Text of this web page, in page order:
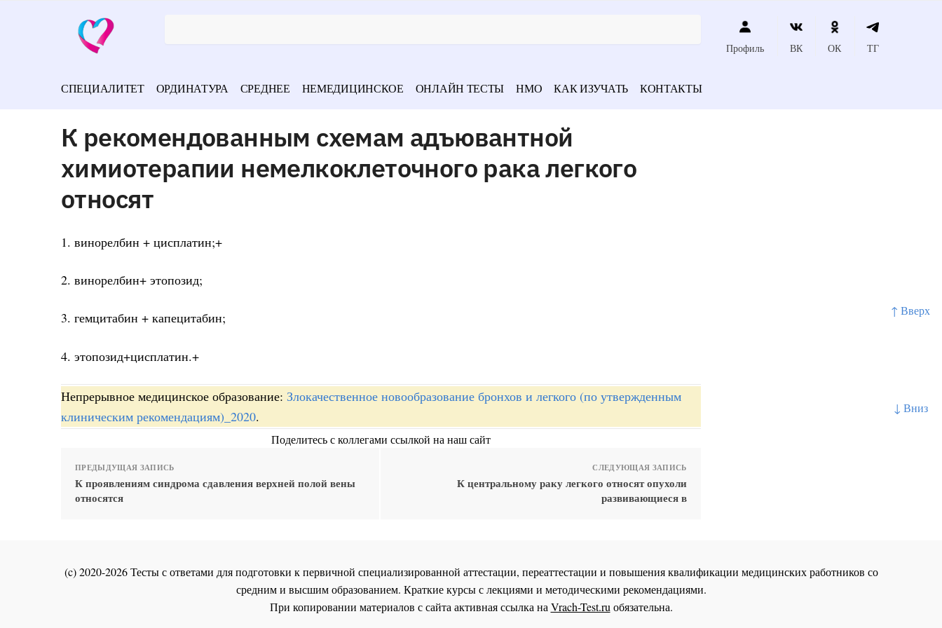
↑ Вверх
↓ Вниз
Профиль ВК ОК ТГ
СПЕЦИАЛИТЕТ ОРДИНАТУРА СРЕДНЕЕ НЕМЕДИЦИНСКОЕ ОНЛАЙН ТЕСТЫ НМО КАК ИЗУЧАТЬ КОНТАКТЫ
К рекомендованным схемам адъювантной
химиотерапии немелкоклеточного рака легкого
относят
1. винорелбин + цисплатин;+
2. винорелбин+ этопозид;
3. гемцитабин + капецитабин;
4. этопозид+цисплатин.+
Непрерывное медицинское образование: Злокачественное новообразование бронхов и легкого (по утвержденным
клиническим рекомендациям)_2020.
Поделитесь с коллегами ссылкой на наш сайт
ПРЕДЫДУЩАЯ ЗАПИСЬ
К проявлениям синдрома сдавления верхней полой вены
относятся
СЛЕДУЮЩАЯ ЗАПИСЬ
К центральному раку легкого относят опухоли
развивающиеся в
(c) 2020-2026 Тесты с ответами для подготовки к первичной специализированной аттестации, переаттестации и повышения квалификации медицинских работников со
средним и высшим образованием. Краткие курсы с лекциями и методическими рекомендациями.
При копировании материалов с сайта активная ссылка наVrach-Test.ruобязательна.